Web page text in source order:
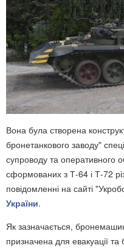
Вона була створена
бронетанкового заводу"
супроводу та оперативного
сформованих з Т-64 і Т-72
повідомленні на сайті
України.
Як зазначається,
призначена для евакуації